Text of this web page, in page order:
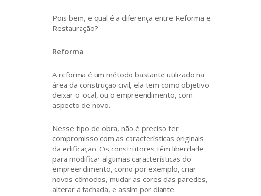
Pois bem, e qual é a diferença entre Reforma e
Restauração?
Reforma
A reforma é um método bastante utilizado na
área da construção civil, ela tem como objetivo
deixar o local, ou o empreendimento, com
aspecto de novo.
Nesse tipo de obra, não é preciso ter
compromisso com as características originais
da edificação. Os construtores têm liberdade
para modificar algumas características do
empreendimento, como por exemplo, criar
novos cômodos, mudar as cores das paredes,
alterar a fachada, e assim por diante.